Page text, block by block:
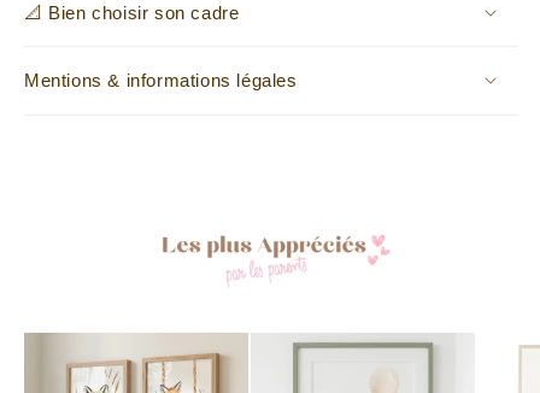
📐 Bien choisir son cadre
Mentions & informations légales